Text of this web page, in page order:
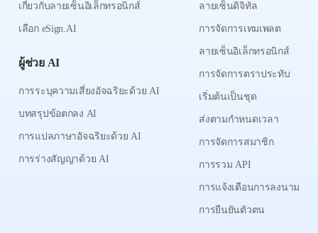
เกี่ยวกับลายเซ็นอิเล็กทรอนิกส์
เลือก eSign.AI
ผู้ช่วย AI
การระบุความเสี่ยงอัจฉริยะด้วย AI
บทสรุปข้อตกลง AI
การแปลภาษาอัจฉริยะด้วย AI
การร่างสัญญาด้วย AI
ลายเซ็นดิจิทัล
การจัดการเทมเพลต
ลายเซ็นอิเล็กทรอนิกส์
การจัดการตราประทับ
เริ่มต้นเป็นชุด
ส่งตามกำหนดเวลา
การจัดการสมาชิก
การรวม API
การแจ้งเตือนการลงนาม
การยืนยันตัวตน